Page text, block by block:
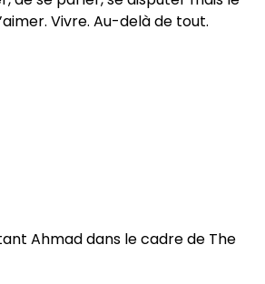
Vivre. Au-delà de tout.
Ahmad dans le cadre de The